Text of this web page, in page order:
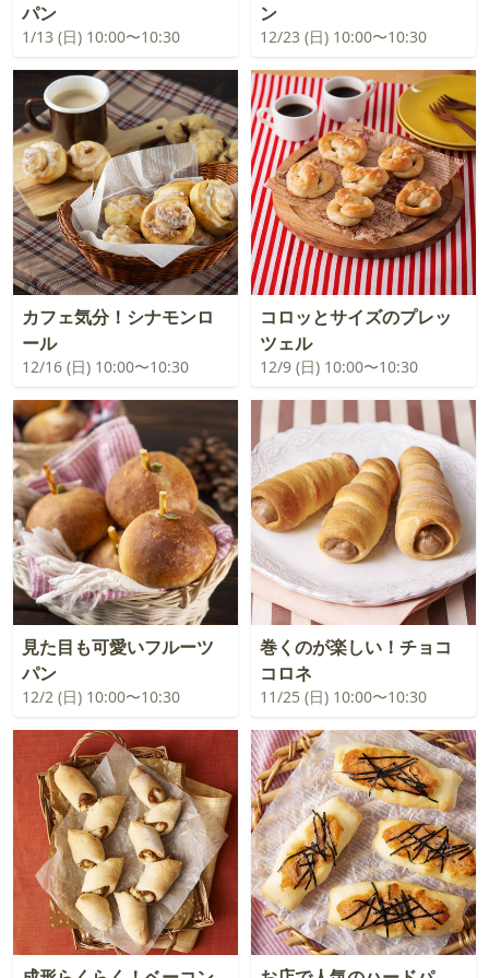
パン
1/13 (日) 10:00〜10:30
ン
12/23 (日) 10:00〜10:30
カフェ気分！シナモンロ
ール
12/16 (日) 10:00〜10:30
コロッとサイズのプレッ
ツェル
12/9 (日) 10:00〜10:30
見た目も可愛いフルーツ
パン
12/2 (日) 10:00〜10:30
巻くのが楽しい！チョコ
コロネ
11/25 (日) 10:00〜10:30